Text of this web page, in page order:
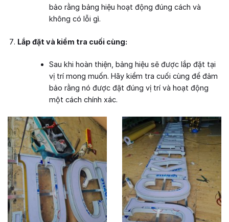
bảo rằng bảng hiệu hoạt động đúng cách và
không có lỗi gì.
Lắp đặt và kiểm tra cuối cùng:
Sau khi hoàn thiện, bảng hiệu sẽ được lắp đặt tại
vị trí mong muốn. Hãy kiểm tra cuối cùng để đảm
bảo rằng nó được đặt đúng vị trí và hoạt động
một cách chính xác.